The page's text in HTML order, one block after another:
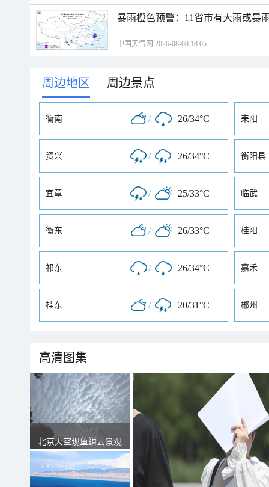
暴雨橙色预警：11省市有大雨或暴
中国天气网 2026-08-08 18:05
周边地区 | 周边景点
衡南 / 26/34°C 耒阳
资兴 / 26/34°C 衡阳县
宜章 / 25/33°C 临武
衡东 / 26/33°C 桂阳
祁东 / 26/34°C 嘉禾
桂东 / 20/31°C 郴州
高清图集
北京天空现鱼鳞云景观